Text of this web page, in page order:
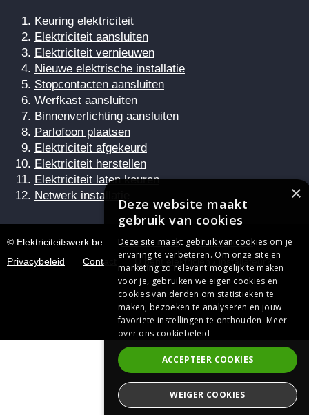
Keuring elektriciteit
Elektriciteit aansluiten
Elektriciteit vernieuwen
Nieuwe elektrische installatie
Stopcontacten aansluiten
Werfkast aansluiten
Binnenverlichting aansluiten
Parlofoon plaatsen
Elektriciteit afgekeurd
Elektriciteit herstellen
Elektriciteit laten keuren
Netwerk installatie
© Elektriciteitswerk.be Voorwaarden
Cookiebeleid
Privacybeleid
Contact U bent elektricien / installateur?
×
Deze website maakt
gebruik van cookies
Deze site maakt gebruik van cookies om je
ervaring te verbeteren. Om onze site en
marketing zo relevant mogelijk te maken
voor je, gebruiken we eigen cookies en
cookies van derden om statistieken te
maken, bezoeken te analyseren en jouw
favoriete instellingen te onthouden. Meer
over ons cookiebeleid
ACCEPTEER COOKIES
WEIGER COOKIES